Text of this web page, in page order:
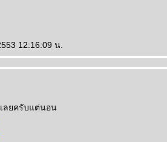
12:16:09 น.
ลยครับแต่นอน